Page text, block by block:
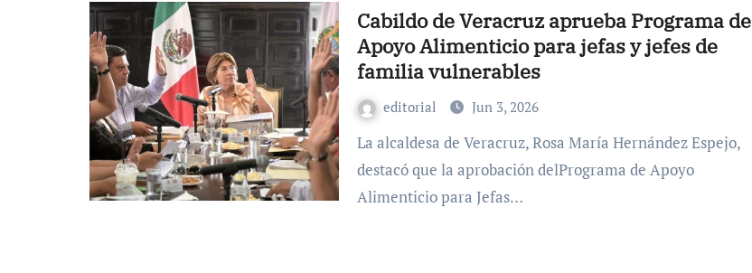
Cabildo de Veracruz aprueba Programa de
Apoyo Alimenticio para jefas y jefes de
familia vulnerables
editorial Jun 3, 2026
La alcaldesa de Veracruz, Rosa María Hernández Espejo,
destacó que la aprobación delPrograma de Apoyo
Alimenticio para Jefas…